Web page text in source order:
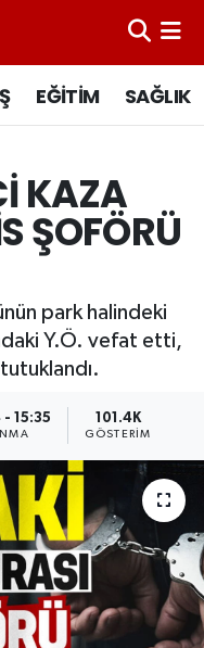
EĞİTİM SAĞLIK
KAZA
ŞOFÖRÜ
park halindeki
Y.Ö. vefat etti,
- 15:35 101.4K
GÖSTERIM
Fikstür